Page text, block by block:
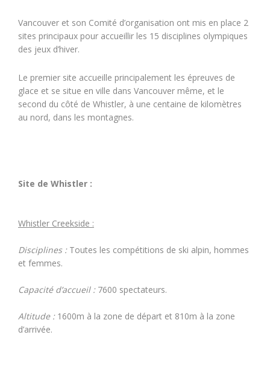
Vancouver et son Comité d’organisation ont mis en place 2
sites principaux pour accueillir les 15 disciplines olympiques
des jeux d’hiver.
Le premier site accueille principalement les épreuves de
glace et se situe en ville dans Vancouver même, et le
second du côté de Whistler, à une centaine de kilomètres
au nord, dans les montagnes.
Site de Whistler :
Whistler Creekside :
Disciplines : Toutes les compétitions de ski alpin, hommes
et femmes.
Capacité d’accueil : 7600 spectateurs.
Altitude : 1600m à la zone de départ et 810m à la zone
d’arrivée.